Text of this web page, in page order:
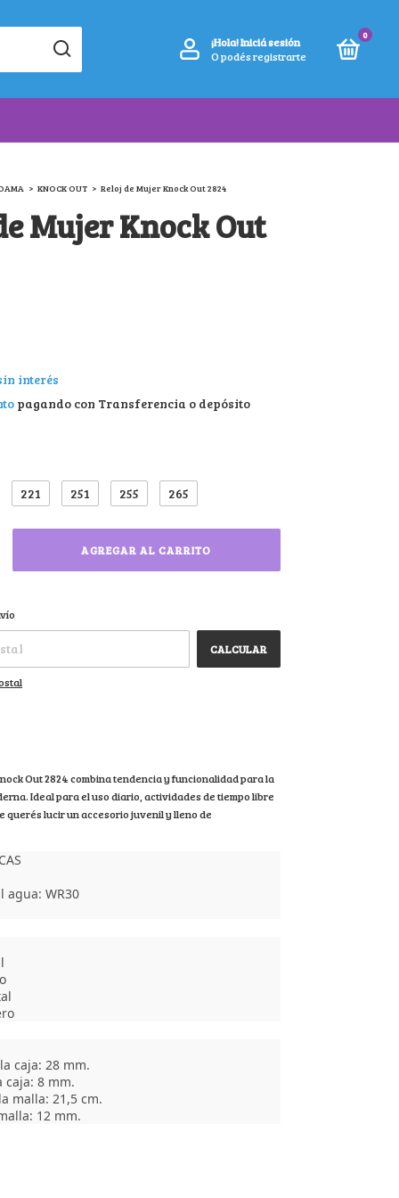
¡Hola!Iniciá sesión
O podés registrarte
0
> KNOCK OUT > Reloj de Mujer Knock Out 2824
Mujer Knock Out
interés
pagando con Transferencia o depósito
221 251 255 265
CALCULAR
Out 2824 combina tendencia y funcionalidad para la
Ideal para el uso diario, actividades de tiempo libre
querés lucir un accesorio juvenil y lleno de
agua: WR30
caja: 28 mm.
caja: 8 mm.
malla: 21,5 cm.
12 mm.